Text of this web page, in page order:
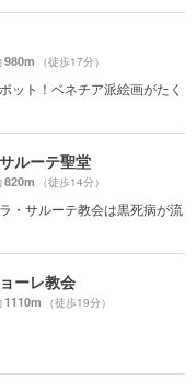
980m （徒歩17分）
ット！ベネチア派絵画がたく
ルーテ聖堂
820m （徒歩14分）
・サルーテ教会は黒死病が流
ーレ教会
1110m （徒歩19分）